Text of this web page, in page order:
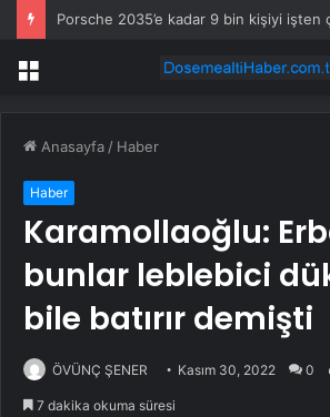
Porsche 2035’e kadar 9 bin kişiyi işten
Menü
Anasayfa / Haber
Haber
Karamollaoğlu:
bunlar leblebici
bile batırır demişti
ÖVÜNÇ ŞENER Kasım 30, 2022 0
7 dakika okuma süresi